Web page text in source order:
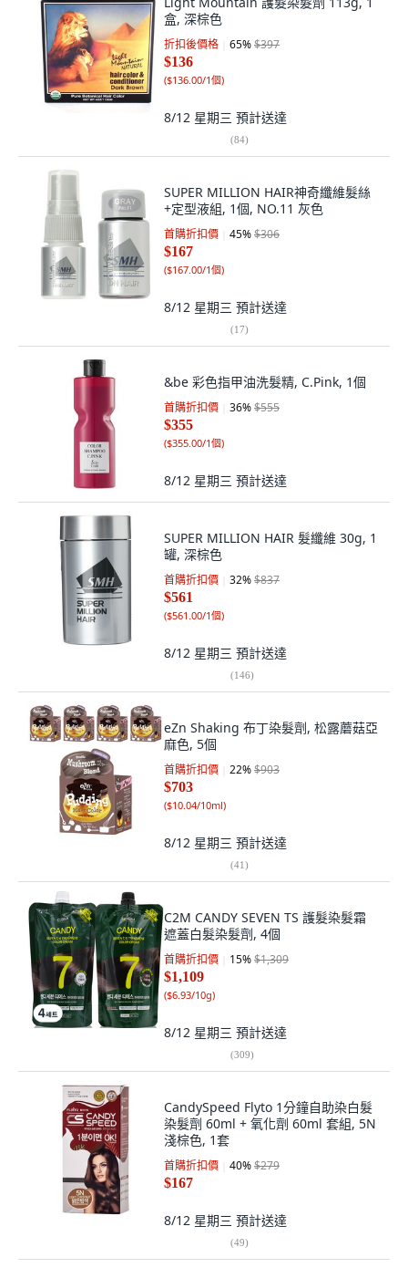
盒, 深棕色
折扣後價格 65%$397
$136
($136.00/1個)
8/12 星期三 預計送達
(84)
SUPER MILLION HAIR神奇纖維髮絲
+定型液組, 1個, NO.11 灰色
首購折扣價 45%$306
$167
($167.00/1個)
8/12 星期三 預計送達
(17)
&be 彩色指甲油洗髮精, C.Pink, 1個
首購折扣價 36%$555
$355
($355.00/1個)
8/12 星期三 預計送達
SUPER MILLION HAIR 髮纖維 30g, 1
罐, 深棕色
首購折扣價 32%$837
$561
($561.00/1個)
8/12 星期三 預計送達
(146)
eZn Shaking 布丁染髮劑, 松露蘑菇亞
麻色, 5個
首購折扣價 22%$903
$703
($10.04/10ml)
8/12 星期三 預計送達
(41)
C2M CANDY SEVEN TS 護髮染髮霜
遮蓋白髮染髮劑, 4個
首購折扣價 15%$1,309
$1,109
($6.93/10g)
8/12 星期三 預計送達
(309)
CandySpeed Flyto 1分鐘自助染白髮
染髮劑 60ml + 氧化劑 60ml 套組, 5N
淺棕色, 1套
首購折扣價 40%$279
$167
8/12 星期三 預計送達
(49)